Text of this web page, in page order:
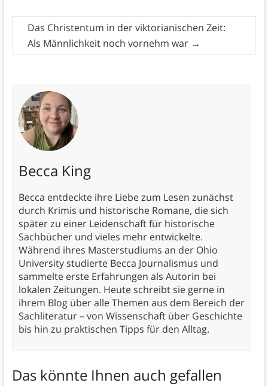
Das Christentum in der viktorianischen Zeit:
Als Männlichkeit noch vornehm war →
Becca King
Becca entdeckte ihre Liebe zum Lesen zunächst
durch Krimis und historische Romane, die sich
später zu einer Leidenschaft für historische
Sachbücher und vieles mehr entwickelte.
Während ihres Masterstudiums an der Ohio
University studierte Becca Journalismus und
sammelte erste Erfahrungen als Autorin bei
lokalen Zeitungen. Heute schreibt sie gerne in
ihrem Blog über alle Themen aus dem Bereich der
Sachliteratur – von Wissenschaft über Geschichte
bis hin zu praktischen Tipps für den Alltag.
Das könnte Ihnen auch gefallen